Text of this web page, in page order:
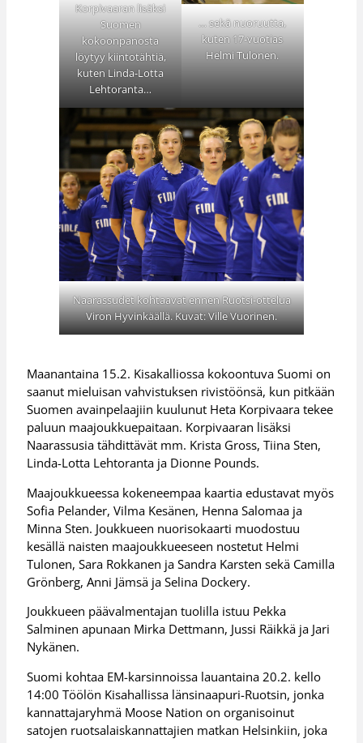
Korpivaaran lisäksi
Suomen
kokoonpanosta
löytyy kiintotähtiä,
kuten Linda-Lotta
Lehtoranta…
… sekä nuoruutta,
kuten 17-vuotias
Helmi Tulonen.
Naarassudet kohtaavat ennen Ruotsi-ottelua
Viron Hyvinkäällä. Kuvat: Ville Vuorinen.
Maanantaina 15.2. Kisakalliossa kokoontuva Suomi on
saanut mieluisan vahvistuksen rivistöönsä, kun pitkään
Suomen avainpelaajiin kuulunut Heta Korpivaara tekee
paluun maajoukkuepaitaan. Korpivaaran lisäksi
Naarassusia tähdittävät mm. Krista Gross, Tiina Sten,
Linda-Lotta Lehtoranta ja Dionne Pounds.
Maajoukkueessa kokeneempaa kaartia edustavat myös
Sofia Pelander, Vilma Kesänen, Henna Salomaa ja
Minna Sten. Joukkueen nuorisokaarti muodostuu
kesällä naisten maajoukkueeseen nostetut Helmi
Tulonen, Sara Rokkanen ja Sandra Karsten sekä Camilla
Grönberg, Anni Jämsä ja Selina Dockery.
Joukkueen päävalmentajan tuolilla istuu Pekka
Salminen apunaan Mirka Dettmann, Jussi Räikkä ja Jari
Nykänen.
Suomi kohtaa EM-karsinnoissa lauantaina 20.2. kello
14:00 Töölön Kisahallissa länsinaapuri-Ruotsin, jonka
kannattajaryhmä Moose Nation on organisoinut
satojen ruotsalaiskannattajien matkan Helsinkiin, joka